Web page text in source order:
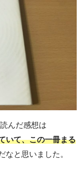
んだ感想は
いて、この一冊まる
なと思いました。